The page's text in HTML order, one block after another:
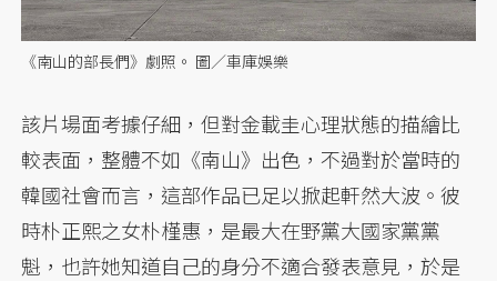
《南山的部長們》劇照。 圖／車庫娛樂
該片場面考據仔細，但對金載圭心理狀態的描繪比
較表面，整體不如《南山》出色，不過對於當時的
韓國社會而言，這部作品已足以掀起軒然大波。彼
時朴正熙之女朴槿惠，是最大在野黨大國家黨黨
魁，也許她知道自己的身分不適合發表意見，於是